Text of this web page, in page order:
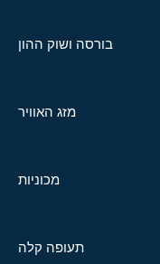
בורסה ושוק ההון
מזג האוויר
מכוניות
תעופה קלה